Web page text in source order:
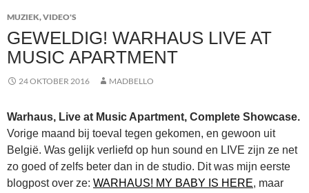
MUZIEK,VIDEO'S
GEWELDIG! WARHAUS LIVE AT
MUSIC APARTMENT
24 OKTOBER 2016 MADBELLO
Warhaus, Live at Music Apartment, Complete Showcase.
Vorige maand bij toeval tegen gekomen, en gewoon uit
België. Was gelijk verliefd op hun sound en LIVE zijn ze net
zo goed of zelfs beter dan in de studio. Dit was mijn eerste
blogpost over ze: WARHAUS! MY BABY IS HERE, maar